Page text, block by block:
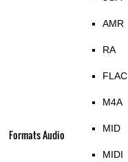
Formats Audio
AMR
RA
FLAC
M4A
MID
MIDI